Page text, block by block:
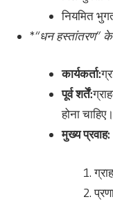
नियमित
*“धन हस्तांतरण” के
कार्यकर्ता:
पूर्व शर्तें:
होना चाहिए।
मुख्य प्रवाह: